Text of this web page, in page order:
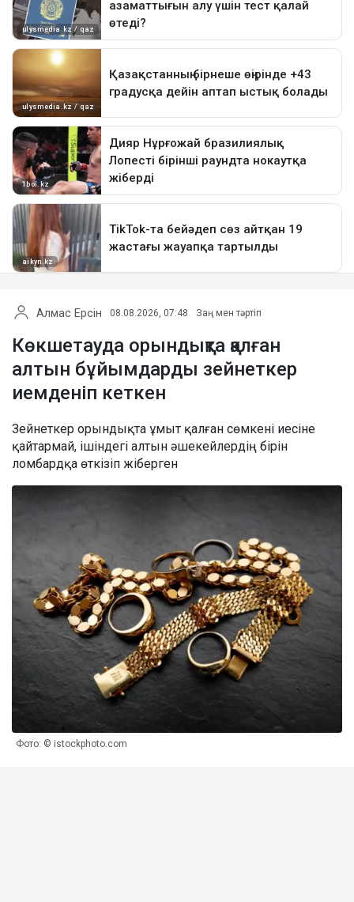
Алмас Ерсін 08.08.2026, 07:48 Заң мен тәртіп
Көкшетауда орындықта қалған
алтын бұйымдарды зейнеткер
иемденіп кеткен
Зейнеткер орындықта ұмыт қалған сөмкені иесіне
қайтармай, ішіндегі алтын әшекейлердің бірін
ломбардқа өткізіп жіберген
Фото: © istockphoto.com